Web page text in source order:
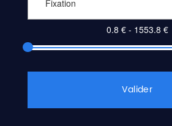
Fixation
Valider